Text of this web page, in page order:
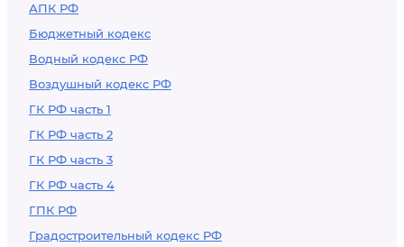
АПК РФ
Бюджетный кодекс
Водный кодекс РФ
Воздушный кодекс РФ
ГК РФ часть 1
ГК РФ часть 2
ГК РФ часть 3
ГК РФ часть 4
ГПК РФ
Градостроительный кодекс РФ